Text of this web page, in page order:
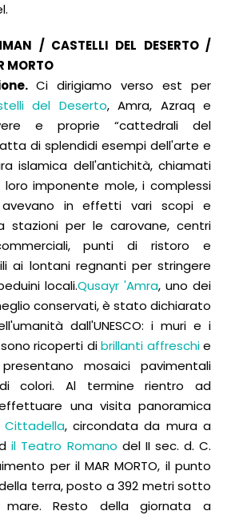
/ CASTELLI DEL DESERTO /
MORTO
Ci dirigiamo verso est per
del Deserto, Amra, Azraq e
e proprie “cattedrali del
di splendidi esempi dell'arte e
islamica dell'antichità, chiamati
imponente mole, i complessi
in effetti vari scopi e
stazioni per le carovane, centri
punti di ristoro e
ai lontani regnanti per stringere
locali.Qusayr 'Amra, uno dei
conservati, è stato dichiarato
dall'UNESCO: i muri e i
ricoperti dibrillanti affreschie
mosaici pavimentali
colori. Al termine rientro ad
una visita panoramica
Cittadella, circondata da mura a
il Teatro Romano del II sec. d. C.
per il MAR MORTO, il punto
terra, posto a 392 metri sotto
Resto della giornata a